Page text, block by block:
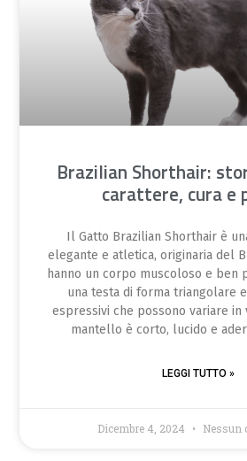
Brazilian Shorthair:
carattere, cura e
Il Gatto Brazilian Shorthair è
elegante e atletica, originaria del
hanno un corpo muscoloso e ben
una testa di forma triangolare
espressivi che possono variare
mantello è corto, lucido e
LEGGI TUTTO »
Dicembre 4, 2024 Nessun